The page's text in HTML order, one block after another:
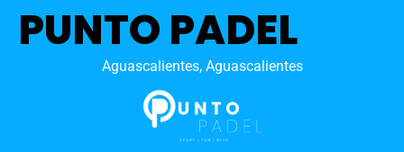
PUNTO PADEL
Aguascalientes, Aguascalientes